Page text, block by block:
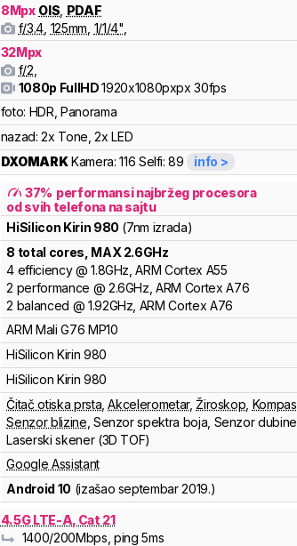
8Mpx OIS PDAF
f/3.4 125mm 1/1/4"
32Mpx
f/2
1080p FullHD1920x1080pxpx30fps
foto: HDR, Panorama
nazad: 2x Tone, 2x LED
DXOMARKKamera: 116 Selfi: 89 info >
37% performansi najbržeg procesora
od svih telefona na sajtu
HiSilicon Kirin 980 (7nm izrada)
8 total cores , MAX 2.6GHz
4 efficiency @ 1.8GHz,ARM Cortex A55
2 performance @ 2.6GHz,ARM Cortex A76
2 balanced @ 1.92GHz, ARM Cortex A76
ARM Mali G76 MP10
HiSilicon Kirin 980
HiSilicon Kirin 980
Čitač otiska prsta ,Akcelerometar,Žiroskop Kompas
Senzor blizine Senzor spektra boja Senzor dubine
Laserski skener (3D TOF)
Google Assistant
Android 10 (izašao septembar 2019.)
4.5G LTE-A, Cat 21
1400/200Mbps , ping 5ms